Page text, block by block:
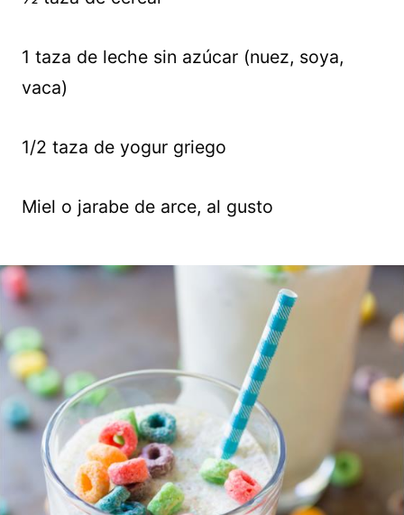
1 taza de leche sin azúcar (nuez, soya,
vaca)
1/2 taza de yogur griego
Miel o jarabe de arce, al gusto